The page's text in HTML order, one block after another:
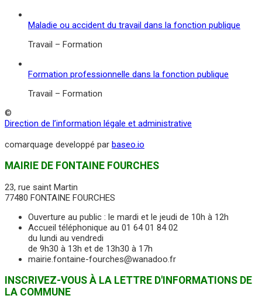
Maladie ou accident du travail dans la fonction publique
Travail – Formation
Formation professionnelle dans la fonction publique
Travail – Formation
©
Direction de l’information légale et administrative
comarquage developpé par baseo.io
MAIRIE DE FONTAINE FOURCHES
23, rue saint Martin
77480 FONTAINE FOURCHES
Ouverture au public : le mardi et le jeudi de 10h à 12h
Accueil téléphonique au 01 64 01 84 02
du lundi au vendredi
de 9h30 à 13h et de 13h30 à 17h
mairie.fontaine-fourches@wanadoo.fr
INSCRIVEZ-VOUS À LA LETTRE D'INFORMATIONS DE
LA COMMUNE